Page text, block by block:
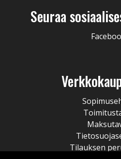
Seuraa
Tilauksen